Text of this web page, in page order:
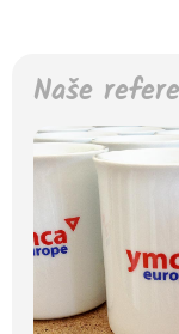
Naše